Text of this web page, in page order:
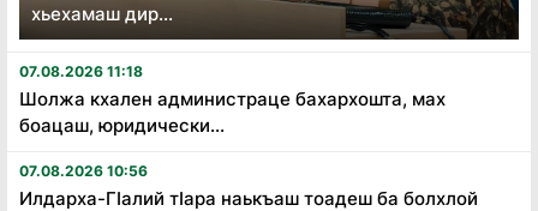
хьехамаш дир...
07.08.2026 11:18
Шолжа кхален администраце бахархошта, мах
боацаш, юридически...
07.08.2026 10:56
Илдарха-Гӏалий тӏара наькъаш тоадеш ба болхлой